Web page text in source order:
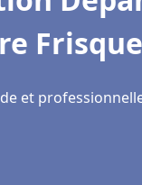
et professionnelle